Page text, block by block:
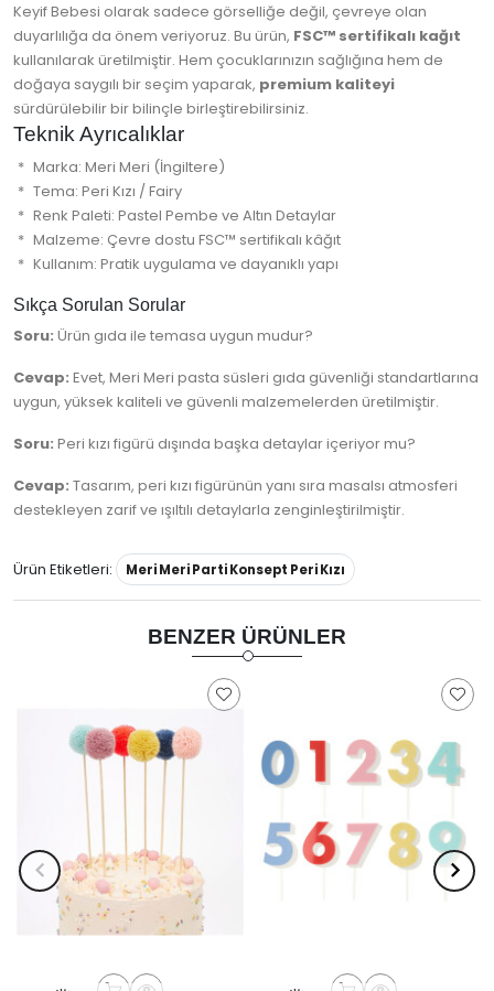
Keyif Bebesi olarak sadece görselliğe değil, çevreye olan
duyarlılığa da önem veriyoruz. Bu ürün, FSC™ sertifikalı kağıt
kullanılarak üretilmiştir. Hem çocuklarınızın sağlığına hem de
doğaya saygılı bir seçim yaparak, premium kaliteyi
sürdürülebilir bir bilinçle birleştirebilirsiniz.
Teknik Ayrıcalıklar
Marka: Meri Meri (İngiltere)
Tema: Peri Kızı / Fairy
Renk Paleti: Pastel Pembe ve Altın Detaylar
Malzeme: Çevre dostu FSC™ sertifikalı kâğıt
Kullanım: Pratik uygulama ve dayanıklı yapı
Sıkça Sorulan Sorular
Soru: Ürün gıda ile temasa uygun mudur?
Cevap: Evet, Meri Meri pasta süsleri gıda güvenliği standartlarına
uygun, yüksek kaliteli ve güvenli malzemelerden üretilmiştir.
Soru: Peri kızı figürü dışında başka detaylar içeriyor mu?
Cevap: Tasarım, peri kızı figürünün yanı sıra masalsı atmosferi
destekleyen zarif ve ışıltılı detaylarla zenginleştirilmiştir.
Ürün Etiketleri: Meri Meri Parti Konsept Peri Kızı
BENZER ÜRÜNLER